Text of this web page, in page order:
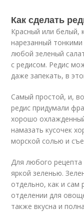
Как сделать
Красный или белый,
нарезанный
любой зеленый
с редисом. Редис
даже запекать, в
Самый простой, и,
редис придумали
хорошо
намазать кусочек
морской солью и
Для любого
яркой зеленью.
отдельно, как и сам
отделении для
также вкусна и